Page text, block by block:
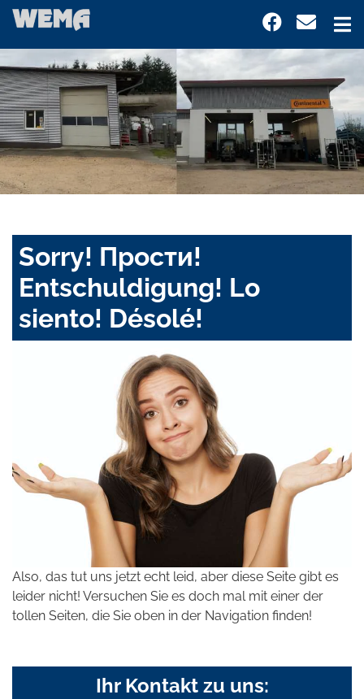
Sorry! Прости!
Entschuldigung! Lo
siento! Désolé!
Also, das tut uns jetzt echt leid, aber diese Seite gibt es
leider nicht! Versuchen Sie es doch mal mit einer der
tollen Seiten, die Sie oben in der Navigation finden!
Ihr Kontakt zu uns: